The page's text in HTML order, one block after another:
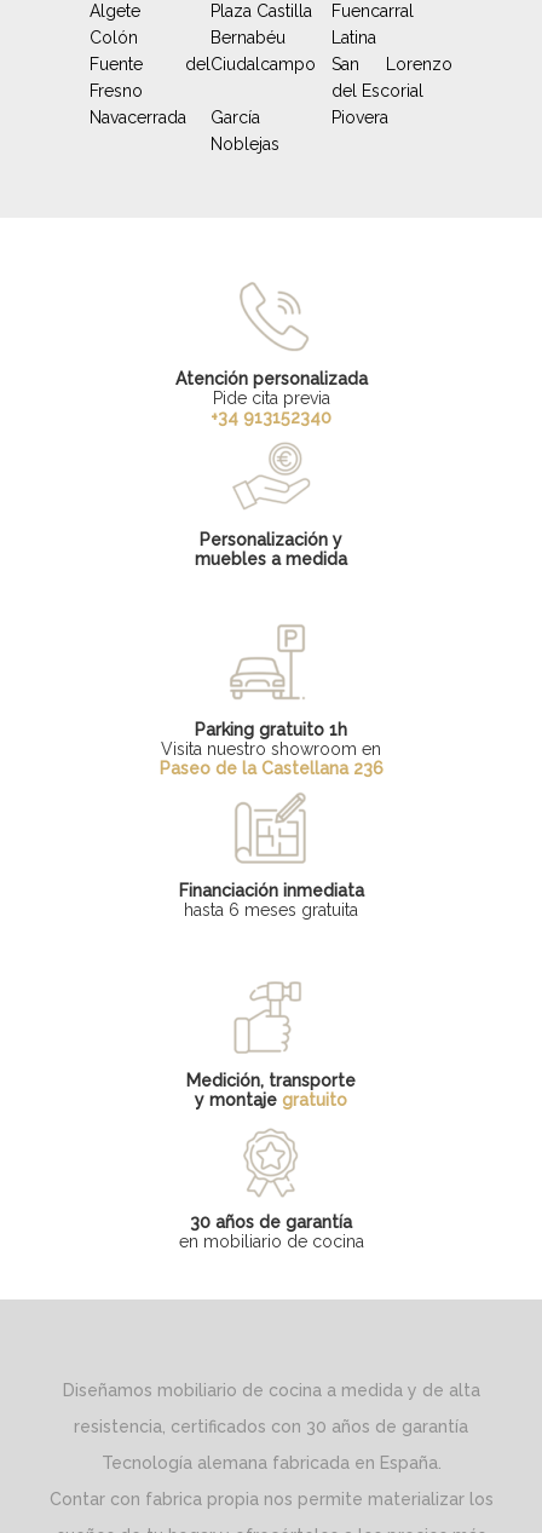
Algete
Plaza Castilla
Fuencarral
Colón
Bernabéu
Latina
Fuente del
Fresno
Ciudalcampo
San Lorenzo
del Escorial
Navacerrada
García
Noblejas
Piovera
Atención personalizada
Pide cita previa
+34 913152340
Personalización y
muebles a medida
Parking gratuito 1h
Visita nuestro showroom en
Paseo de la Castellana 236
Financiación inmediata
hasta 6 meses gratuita
Medición, transporte
y montaje gratuito
30 años de garantía
en mobiliario de cocina
Diseñamos mobiliario de cocina a medida y de alta
resistencia, certificados con 30 años de garantía
Tecnología alemana fabricada en España.
Contar con fabrica propia nos permite materializar los